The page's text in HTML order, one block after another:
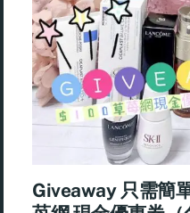
Giveaway 只需簡